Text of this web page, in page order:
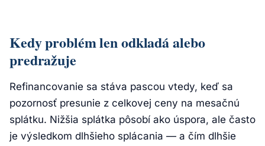
Kedy problém len odkladá alebo
predražuje
Refinancovanie sa stáva pascou vtedy, keď sa
pozornosť presunie z celkovej ceny na mesačnú
splátku. Nižšia splátka pôsobí ako úspora, ale často
je výsledkom dlhšieho splácania — a čím dlhšie